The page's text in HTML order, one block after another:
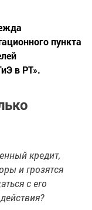
пункта
в РТ».
кредит,
и грозятся
с его